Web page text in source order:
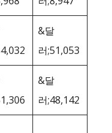
&달
러;51,053
&달
러;48,142